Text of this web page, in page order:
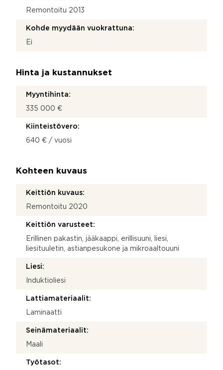
Remontoitu 2013
Kohde myydään vuokrattuna:
Ei
Hinta ja kustannukset
Myyntihinta:
335 000 €
Kiinteistövero:
640 € / vuosi
Kohteen kuvaus
Keittiön kuvaus:
Remontoitu 2020
Keittiön varusteet:
Erillinen pakastin, jääkaappi, erillisuuni, liesi,
liesituuletin, astianpesukone ja mikroaaltouuni
Liesi:
Induktioliesi
Lattiamateriaalit:
Laminaatti
Seinämateriaalit:
Maali
Työtasot: